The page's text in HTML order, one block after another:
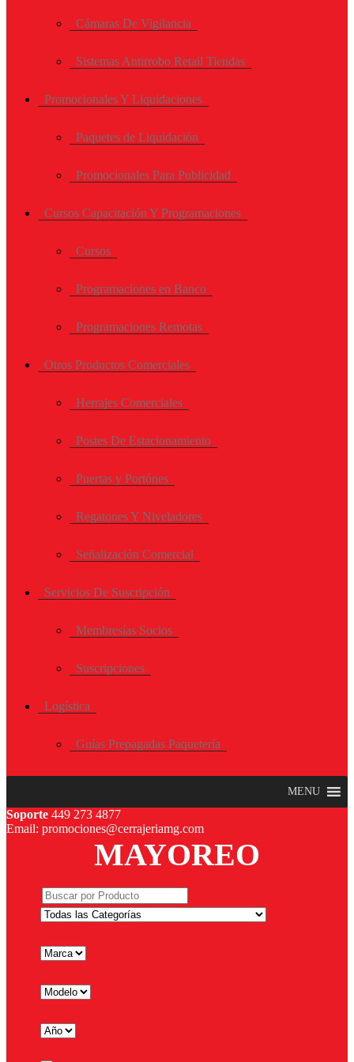
Cámaras De Vigilancia
Sistemas Antirrobo Retail Tiendas
Promocionales Y Liquidaciones
Paquetes de Liquidación
Promocionales Para Publicidad
Cursos Capacitación Y Programaciones
Cursos
Programaciones en Banco
Programaciones Remotas
Otros Productos Comerciales
Herrajes Comerciales
Postes De Estacionamiento
Puertas y Portónes
Regatones Y Niveladores
Señalización Comercial
Servicios De Suscripción
Membresías Socios
Suscripciones
Logística
Guías Prepagadas Paquetería
MENU
Soporte 449 273 4877
Email: promociones@cerrajeriamg.com
MAYOREO